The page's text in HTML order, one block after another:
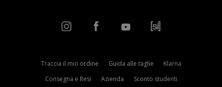
Traccia il mio ordine Guida alle taglie
Klarna
Consegna e Resi
Azienda
Sconto studenti